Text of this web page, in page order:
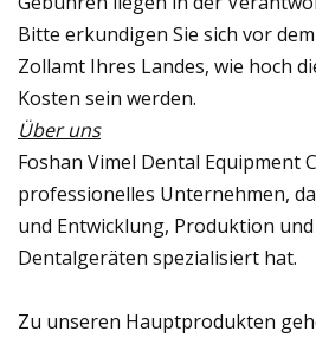
Bitte erkundigen Sie sich vor
Zollamt Ihres Landes, wie hoch
Kosten sein werden.
Über uns
Foshan Vimel Dental Equipment
professionelles Unternehmen,
und Entwicklung, Produktion
Dentalgeräten spezialisiert hat.
Zu unseren Hauptprodukten